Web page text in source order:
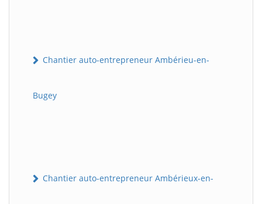
Chantier auto-entrepreneur Ambérieu-en-
Bugey
Chantier auto-entrepreneur Ambérieux-en-